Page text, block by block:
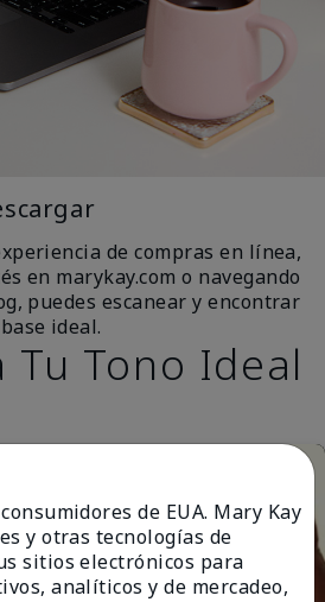
de compras en línea,
en marykay.com o navegando
puedes escanear y encontrar
ideal.
Tu Tono Ideal
de EUA. Mary Kay
y otras tecnologías de
sitios electrónicos para
analíticos y de mercadeo,